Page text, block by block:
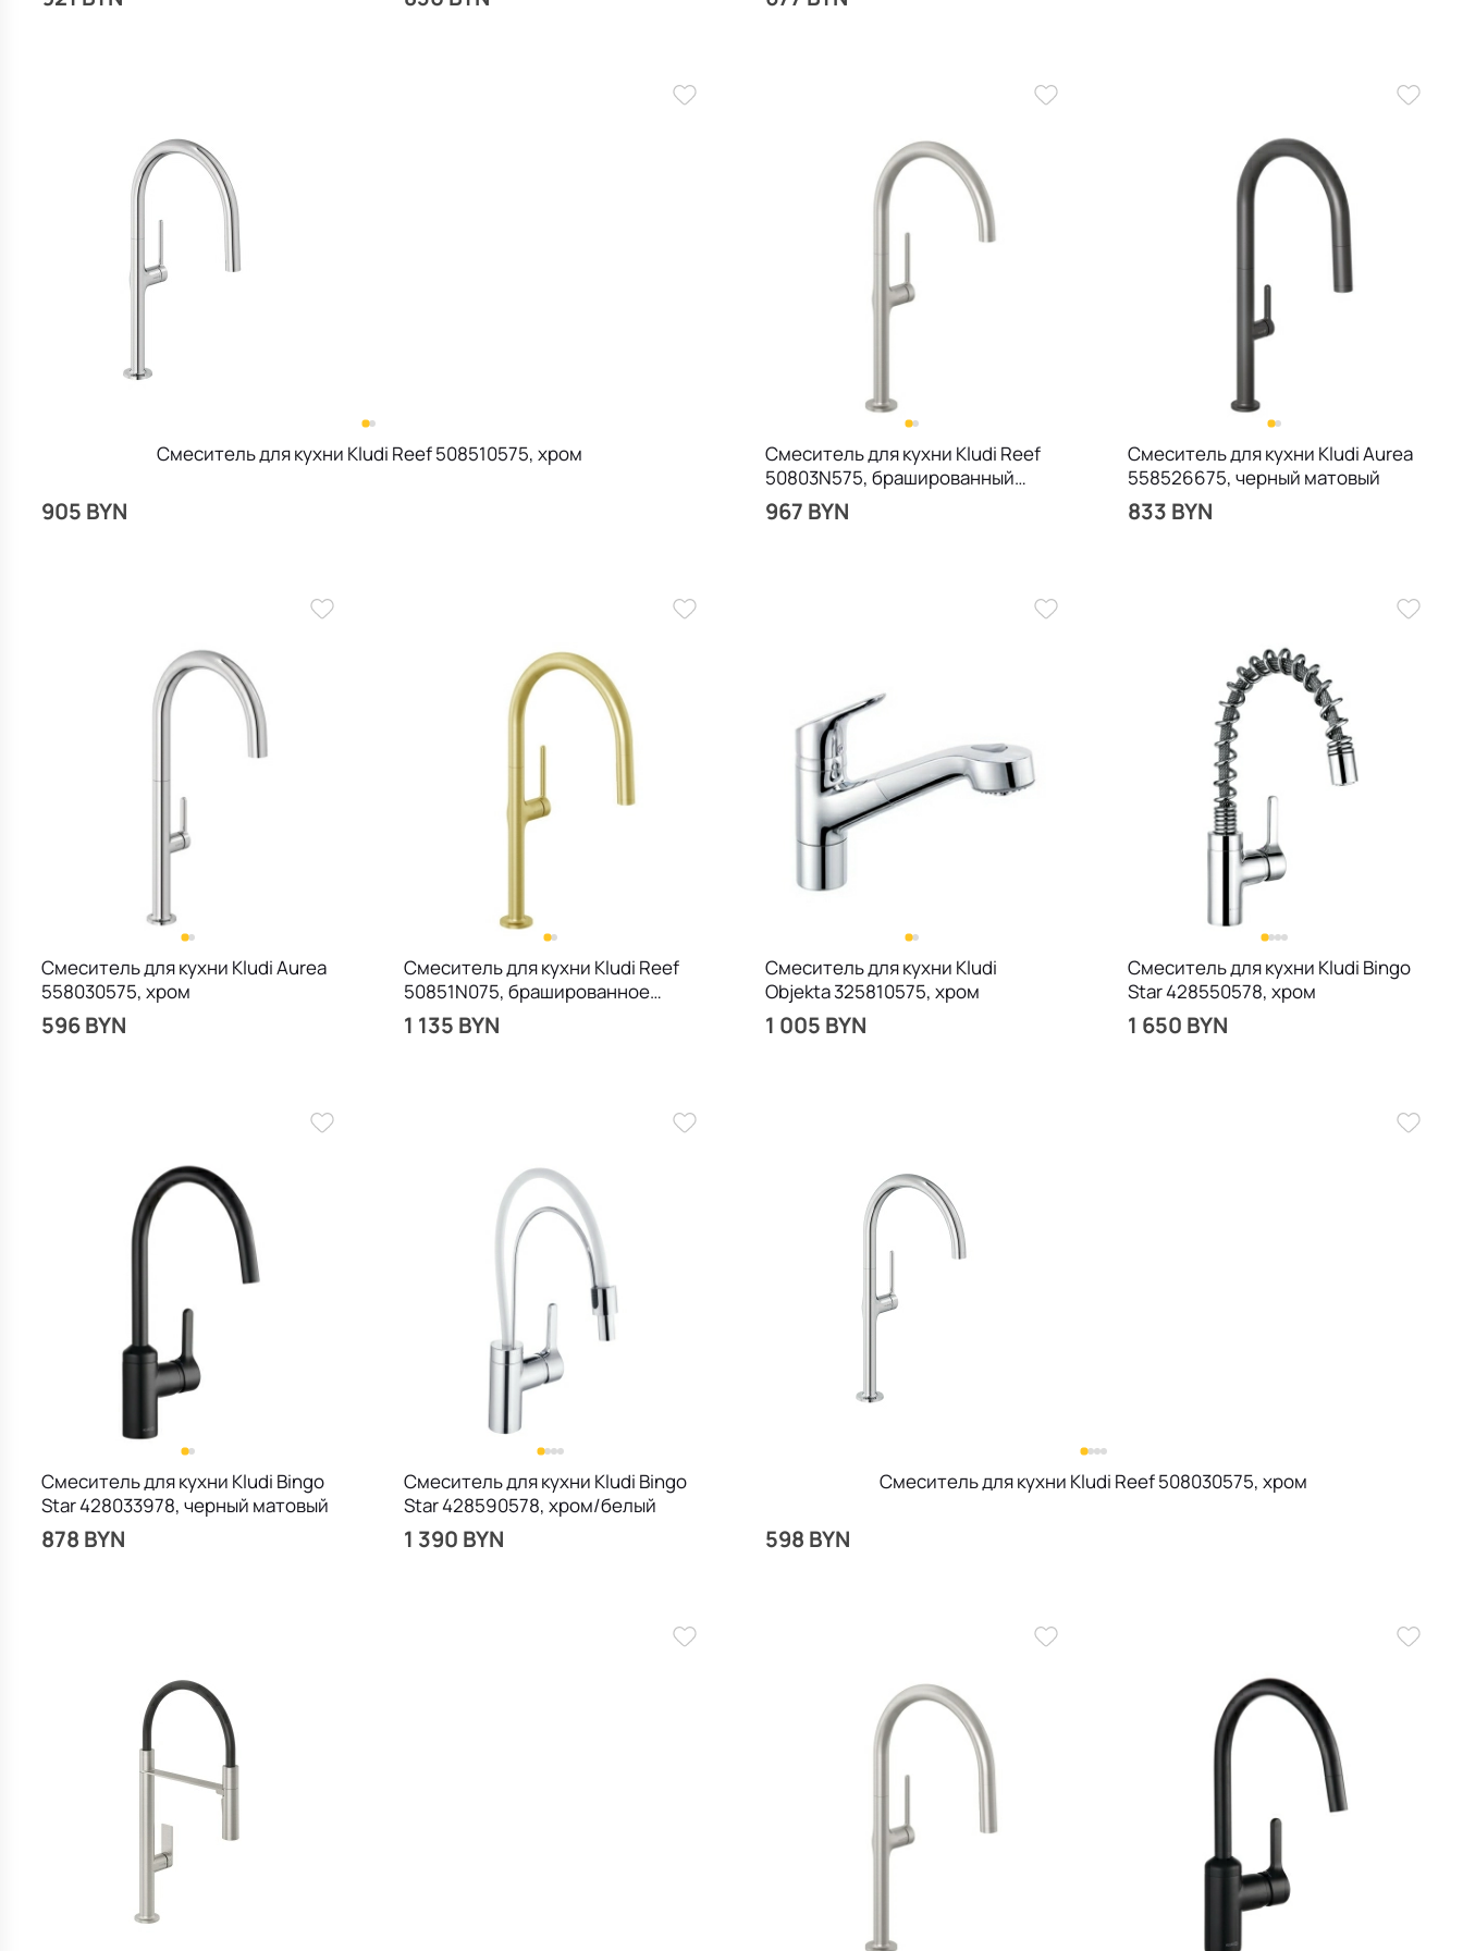
Смеситель для кухни Kludi Reef 508510575, хром
905 BYN
Смеситель для кухни Kludi Reef
50803N575, брашированный
никель
967 BYN
Смеситель для кухни Kludi Aurea
558526675, черный матовый
833 BYN
Смеситель для кухни Kludi Aurea
558030575, хром
596 BYN
Смеситель для кухни Kludi Reef
50851N075, брашированное
золото
1 135 BYN
Смеситель для кухни Kludi
Objekta 325810575, хром
1 005 BYN
Смеситель для кухни Kludi Bingo
Star 428550578, хром
1 650 BYN
Смеситель для кухни Kludi Bingo
Star 428033978, черный матовый
878 BYN
Смеситель для кухни Kludi Bingo
Star 428590578, хром/белый
1 390 BYN
Смеситель для кухни Kludi Reef 508030575, хром
598 BYN